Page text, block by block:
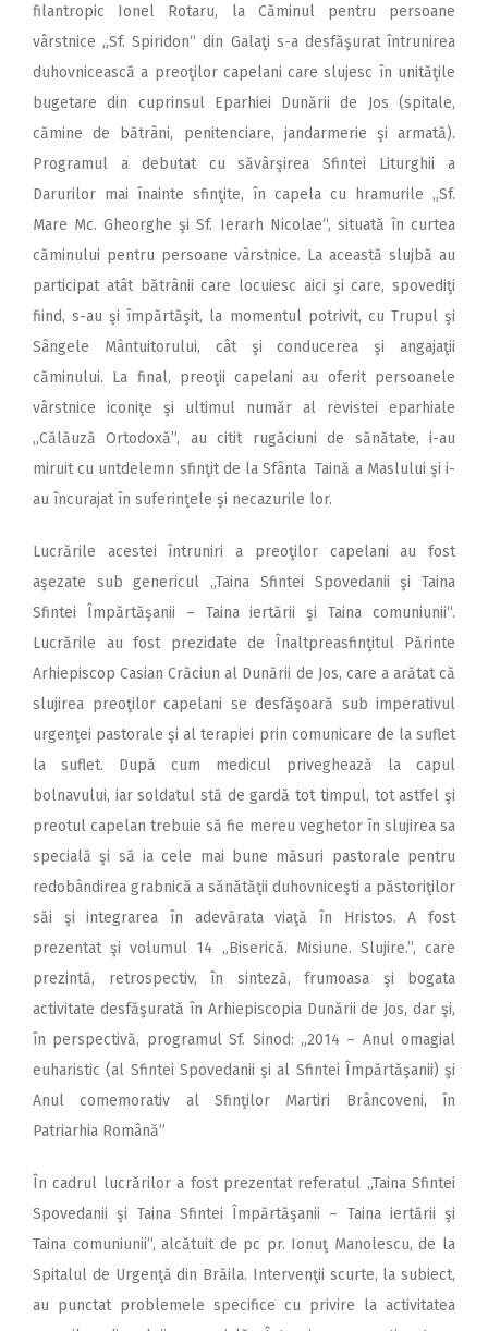
filantropic Ionel Rotaru, la Căminul pentru persoane
vârstnice „Sf. Spiridon“ din Galaţi s-a desfăşurat întrunirea
duhovnicească a preoţilor capelani care slujesc în unităţile
bugetare din cuprinsul Eparhiei Dunării de Jos (spitale,
cămine de bătrâni, penitenciare, jandarmerie şi armată).
Programul a debutat cu săvârşirea Sfintei Liturghii a
Darurilor mai înainte sfinţite, în capela cu hramurile „Sf.
Mare Mc. Gheorghe şi Sf. Ierarh Nicolae“, situată în curtea
căminului pentru persoane vârstnice. La această slujbă au
participat atât bătrânii care locuiesc aici şi care, spovediţi
fiind, s-au şi împărtăşit, la momentul potrivit, cu Trupul şi
Sângele Mântuitorului, cât şi conducerea şi angajaţii
căminului. La final, preoţii capelani au oferit persoanele
vârstnice iconiţe şi ultimul număr al revistei eparhiale
„Călăuză Ortodoxă”, au citit rugăciuni de sănătate, i-au
miruit cu untdelemn sfinţit de la Sfânta Taină a Maslului şi i-
au încurajat în suferinţele şi necazurile lor.
Lucrările acestei întruniri a preoţilor capelani au fost
aşezate sub genericul „Taina Sfintei Spovedanii şi Taina
Sfintei Împărtăşanii – Taina iertării şi Taina comuniunii“.
Lucrările au fost prezidate de Înaltpreasfinţitul Părinte
Arhiepiscop Casian Crăciun al Dunării de Jos, care a arătat că
slujirea preoţilor capelani se desfăşoară sub imperativul
urgenţei pastorale şi al terapiei prin comunicare de la suflet
la suflet. După cum medicul priveghează la capul
bolnavului, iar soldatul stă de gardă tot timpul, tot astfel şi
preotul capelan trebuie să fie mereu veghetor în slujirea sa
specială şi să ia cele mai bune măsuri pastorale pentru
redobândirea grabnică a sănătăţii duhovniceşti a păstoriţilor
săi şi integrarea în adevărata viaţă în Hristos. A fost
prezentat şi volumul 14 „Biserică. Misiune. Slujire.”, care
prezintă, retrospectiv, în sinteză, frumoasa şi bogata
activitate desfăşurată în Arhiepiscopia Dunării de Jos, dar şi,
în perspectivă, programul Sf. Sinod: „2014 – Anul omagial
euharistic (al Sfintei Spovedanii şi al Sfintei Împărtăşanii) şi
Anul comemorativ al Sfinţilor Martiri Brâncoveni, în
Patriarhia Română”
În cadrul lucrărilor a fost prezentat referatul „Taina Sfintei
Spovedanii şi Taina Sfintei Împărtăşanii – Taina iertării şi
Taina comuniunii”, alcătuit de pc pr. Ionuţ Manolescu, de la
Spitalul de Urgenţă din Brăila. Intervenţii scurte, la subiect,
au punctat problemele specifice cu privire la activitatea